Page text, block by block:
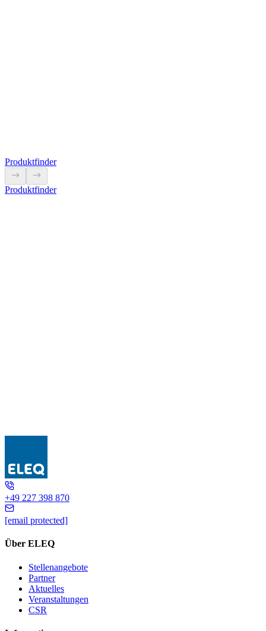
Produkt anzeigen
Produktfinder
Produktfinder
5L7002
+49 227 398 870
[email protected]
Über ELEQ
Stellenangebote
Partner
Aktuelles
Veranstaltungen
CSR